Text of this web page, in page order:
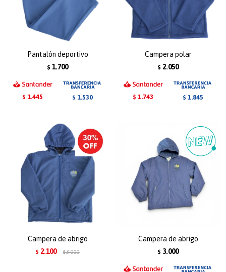
Pantalón deportivo
$ 1.700
$ 1.445 $ 1.530
Campera polar
$ 2.050
$ 1.743 $ 1.845
Campera de abrigo
$ 2.100 $ 3.000
Campera de abrigo
$ 3.000